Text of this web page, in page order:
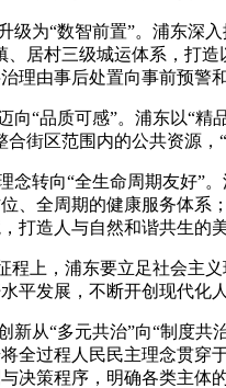
级为“数智前置”。浦东深
、居村三级城运体系，打
理由事后处置向事前预警
向“品质可感”。浦东以“
合街区范围内的公共资源
念转向“全生命周期友好”
、全周期的健康服务体系
打造人与自然和谐共生的美
程上，浦东要立足社会主
平发展，不断开创现代化
新从“多元共治”向“制度
全过程人民民主理念贯穿
决策程序，明确各类主体